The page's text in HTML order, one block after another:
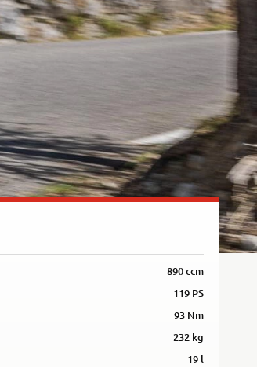
890 ccm
119 PS
93 Nm
232 kg
19 l